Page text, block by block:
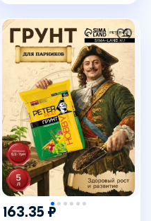
163.35 ₽